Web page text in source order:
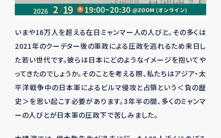
いまや16万人を超える在日ミャンマー人の人びと。その多くは
2021年のクーデター後の軍政による圧政を逃れるため来日し
た若い世代です。彼らは日本にどのようなイメージを抱いてや
ってきたのでしょうか。そのことを考える際、私たちはアジア・太
平洋戦争中の日本軍によるビルマ侵攻と占領という＜負の歴
史＞を思い起こす必要があります。3年半の間、多くのミャンマ
ーの人びとが日本軍の圧政下で苦しみました。